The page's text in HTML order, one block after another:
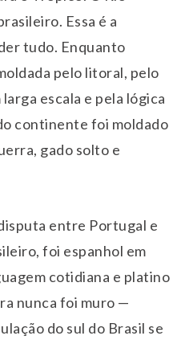
Essa é a
tudo. Enquanto
pelo litoral, pelo
escala e pela lógica
continente foi moldado
gado solto e
entre Portugal e
foi espanhol em
cotidiana e platino
nunca foi muro —
do sul do Brasil se